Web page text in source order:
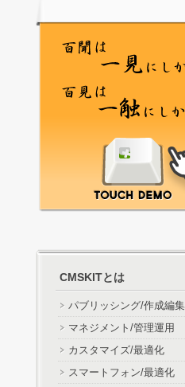
CMSKITとは
パブリッシング/作成編集
マネジメント/管理運用
カスタマイズ/最適化
スマートフォン/最適化